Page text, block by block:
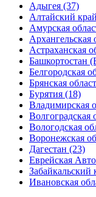
Адыгея (37)
Алтайский
Амурская
Архангельская
Астраханская
Башкортостан
Белгородская
Брянская
Бурятия (18)
Владимирская
Волгоградская
Вологодская
Воронежская
Дагестан (23)
Еврейская
Забайкальский
Ивановская